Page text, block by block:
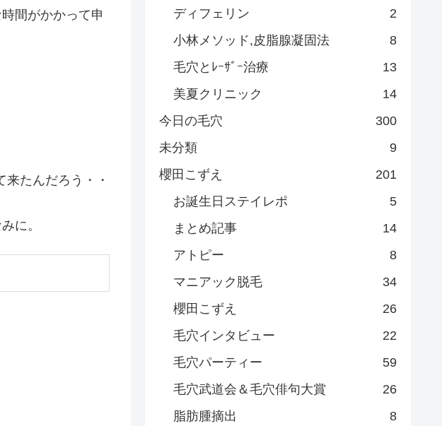
間がかかって申
たんだろう・・
に。
ディフェリン
2
小林メソッド,皮脂腺凝固法
8
毛穴とﾚｰｻﾞｰ治療
13
美夏クリニック
14
今日の毛穴
300
未分類
9
櫻田こずえ
201
お誕生日ステイレポ
5
まとめ記事
14
アトピー
8
マニアック脱毛
34
櫻田こずえ
26
毛穴インタビュー
22
毛穴パーティー
59
毛穴武道会＆毛穴俳句大賞
26
脂肪腫摘出
8